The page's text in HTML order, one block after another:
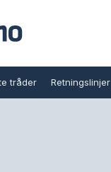
tråder Retningslinjer